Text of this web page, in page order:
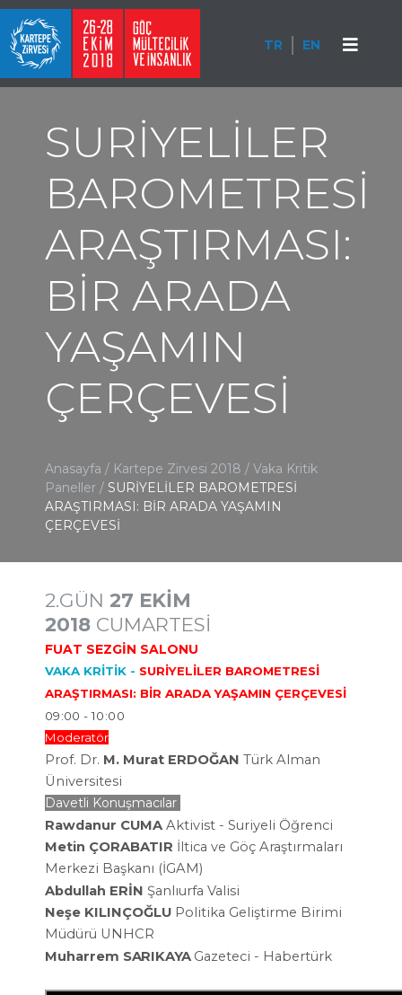
TR EN
SURİYELİLER
BAROMETRESİ
ARAŞTIRMASI:
BİR ARADA
YAŞAMIN
ÇERÇEVESİ
Anasayfa / Kartepe Zirvesi 2018 / Vaka Kritik
Paneller / SURİYELİLER BAROMETRESİ
ARAŞTIRMASI: BİR ARADA YAŞAMIN
ÇERÇEVESİ
2.GÜN 27 EKİM
2018 CUMARTESİ
FUAT SEZGİN SALONU
VAKA KRİTİK - SURİYELİLER BAROMETRESİ
ARAŞTIRMASI: BİR ARADA YAŞAMIN ÇERÇEVESİ
09:00 - 10:00
Moderatör
Prof. Dr. M. Murat ERDOĞAN Türk Alman
Üniversitesi
Davetli Konuşmacılar
Rawdanur CUMA Aktivist - Suriyeli Öğrenci
Metin ÇORABATIR İltica ve Göç Araştırmaları
Merkezi Başkanı (İGAM)
Abdullah ERİN Şanlıurfa Valisi
Neşe KILINÇOĞLUPolitika Geliştirme Birimi
Müdürü UNHCR
Muharrem SARIKAYA Gazeteci - Habertürk